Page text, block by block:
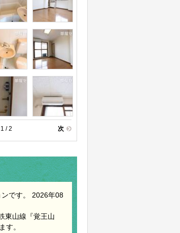
1 / 2 次
ンです。 2026年08
東山線『覚王山
す。